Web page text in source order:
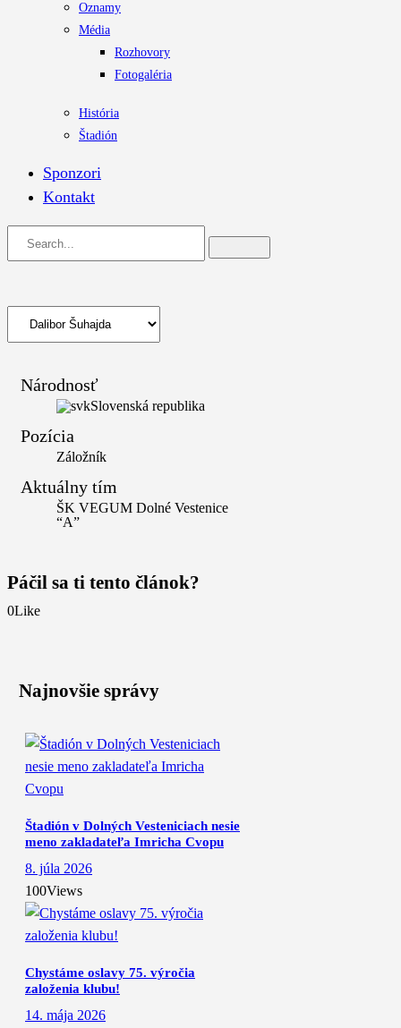
Oznamy
Média
Rozhovory
Fotogaléria
História
Štadión
Sponzori
Kontakt
Národnosť
Slovenská republika
Pozícia
Záložník
Aktuálny tím
ŠK VEGUM Dolné Vestenice
“A”
Páčil sa ti tento článok?
0Like
Najnovšie správy
Štadión v Dolných Vesteniciach nesie
meno zakladateľa Imricha Cvopu
8. júla 2026
100Views
Chystáme oslavy 75. výročia
založenia klubu!
14. mája 2026